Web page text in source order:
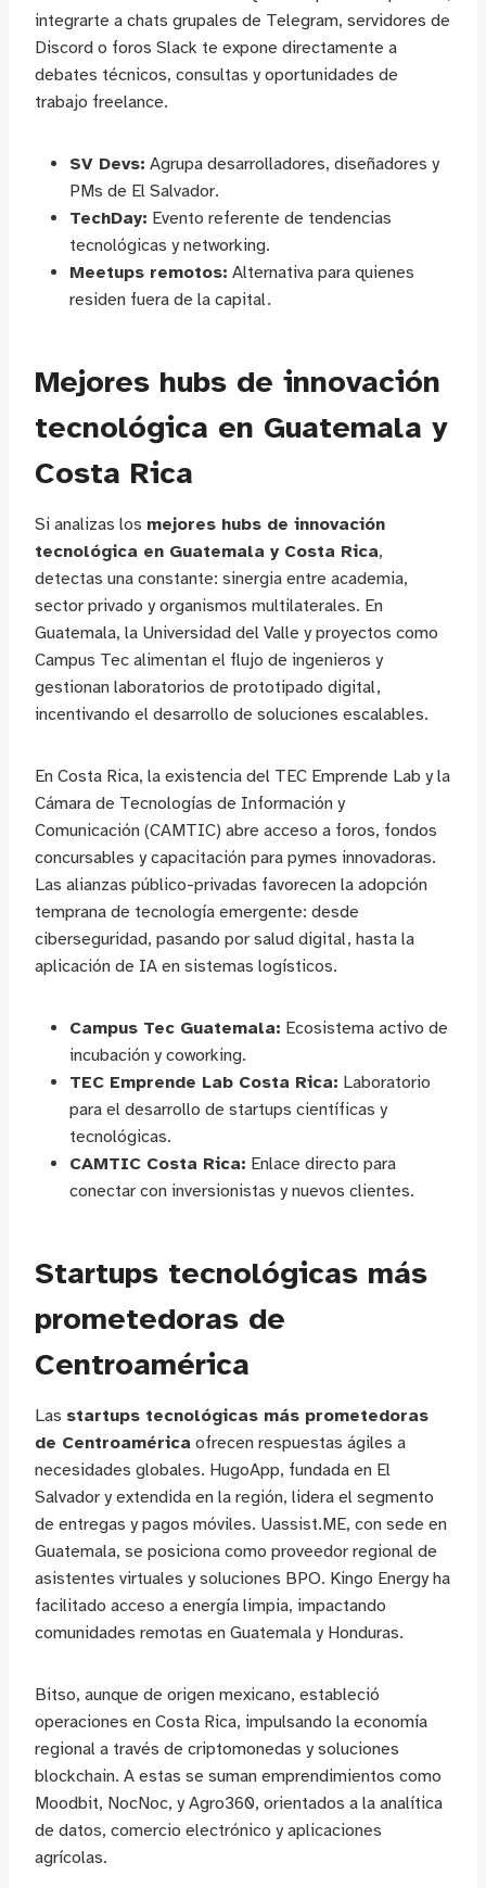
integrarte a chats grupales de Telegram, servidores de
Discord o foros Slack te expone directamente a
debates técnicos, consultas y oportunidades de
trabajo freelance.
SV Devs: Agrupa desarrolladores, diseñadores y
PMs de El Salvador.
TechDay: Evento referente de tendencias
tecnológicas y networking.
Meetups remotos: Alternativa para quienes
residen fuera de la capital.
Mejores hubs de innovación
tecnológica en Guatemala y
Costa Rica
Si analizas los mejores hubs de innovación
tecnológica en Guatemala y Costa Rica,
detectas una constante: sinergia entre academia,
sector privado y organismos multilaterales. En
Guatemala, la Universidad del Valle y proyectos como
Campus Tec alimentan el flujo de ingenieros y
gestionan laboratorios de prototipado digital,
incentivando el desarrollo de soluciones escalables.
En Costa Rica, la existencia del TEC Emprende Lab y la
Cámara de Tecnologías de Información y
Comunicación (CAMTIC) abre acceso a foros, fondos
concursables y capacitación para pymes innovadoras.
Las alianzas público-privadas favorecen la adopción
temprana de tecnología emergente: desde
ciberseguridad, pasando por salud digital, hasta la
aplicación de IA en sistemas logísticos.
Campus Tec Guatemala: Ecosistema activo de
incubación y coworking.
TEC Emprende Lab Costa Rica: Laboratorio
para el desarrollo de startups científicas y
tecnológicas.
CAMTIC Costa Rica: Enlace directo para
conectar con inversionistas y nuevos clientes.
Startups tecnológicas más
prometedoras de
Centroamérica
Las startups tecnológicas más prometedoras
de Centroamérica ofrecen respuestas ágiles a
necesidades globales. HugoApp, fundada en El
Salvador y extendida en la región, lidera el segmento
de entregas y pagos móviles. Uassist.ME, con sede en
Guatemala, se posiciona como proveedor regional de
asistentes virtuales y soluciones BPO. Kingo Energy ha
facilitado acceso a energía limpia, impactando
comunidades remotas en Guatemala y Honduras.
Bitso, aunque de origen mexicano, estableció
operaciones en Costa Rica, impulsando la economía
regional a través de criptomonedas y soluciones
blockchain. A estas se suman emprendimientos como
Moodbit, NocNoc, y Agro360, orientados a la analítica
de datos, comercio electrónico y aplicaciones
agrícolas.